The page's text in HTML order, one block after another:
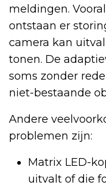
meldingen.
ontstaan er
camera kan
tonen. De
soms zonder
niet-bestaande
Andere
problemen zijn:
Matrix LED-
uitvalt of die